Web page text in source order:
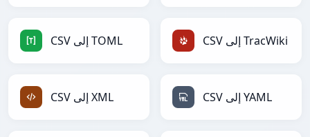
CSV إلى TOML CSV إلى TracWiki
CSV إلى XML CSV إلى YAML